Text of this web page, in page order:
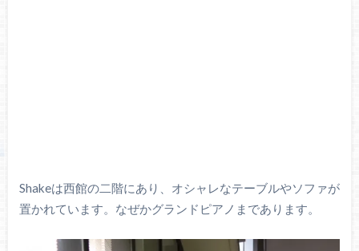
Shakeは西館の二階にあり、オシャレなテーブルやソファが
置かれています。なぜかグランドピアノまであります。